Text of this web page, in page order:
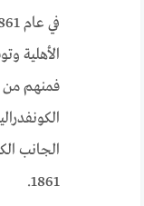
الأهلية
فمنهم من
الجانب
1861.